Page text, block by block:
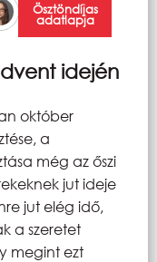
Ösztöndíjas
adatlapja
idején
október
a
még az őszi
jut ideje
jut elég idő,
a szeretet
megint ezt